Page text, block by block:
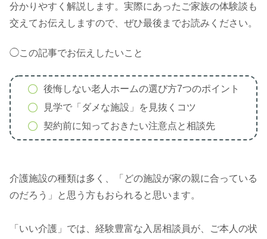
分かりやすく解説します。実際にあったご家族の体験談も
交えてお伝えしますので、ぜひ最後までお読みください。
◯この記事でお伝えしたいこと
後悔しない老人ホームの選び方7つのポイント
見学で「ダメな施設」を見抜くコツ
契約前に知っておきたい注意点と相談先
介護施設の種類は多く、「どの施設が家の親に合っている
のだろう」と思う方もおられると思います。
「いい介護」では、経験豊富な入居相談員が、ご本人の状